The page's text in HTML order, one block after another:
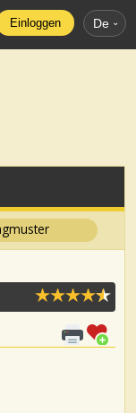
Einloggen De